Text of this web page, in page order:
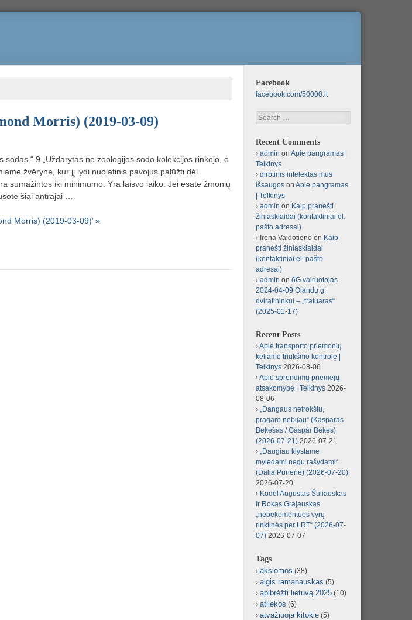
Morris) (2019-03-09)
sodas.“ 9 „Uždarytas ne zoologijos sodo kolekcijos rinkėjo, o
žvėryne, kur jį lydi nuolatinis pavojus palūžti dėl
sumažintos iki minimumo. Yra laisvo laiko. Jei esate žmonių
šiai antrajai …
Morris) (2019-03-09)’ »
Facebook
facebook.com/50000.lt
Search
Recent Comments
admin on Apie pangramas |
Telkinys
dirbtinis intelektas mus
išsaugos on Apie pangramas
| Telkinys
admin on Kaip pranešti
žiniasklaidai (kontaktiniai el.
pašto adresai)
Irena Vaidotienė on Kaip
pranešti žiniasklaidai
(kontaktiniai el. pašto
adresai)
admin on 6G vairuotojas
2024-04-09 Olandų g.:
dviratininkui – „tratuaras“
(2025-01-17)
Recent Posts
Apie transporto priemonių
keliamo triukšmo kontrolę |
Telkinys 2026-08-06
Apie sprendimų priėmėjų
atsakomybę | Telkinys 2026-
08-06
„Dangaus netrokštu,
pragaro nebijau“ (Kasparas
Bekešas / Gáspár Bekes)
(2026-07-21) 2026-07-21
„Daugiau klystame
mylėdami negu rašydami“
(Dalia Pūrienė) (2026-07-20)
2026-07-20
Kodėl Augustas Šuliauskas
ir Rokas Grajauskas
„nebekomentuos vyrų
rinktinės per LRT“ (2026-07-
07) 2026-07-07
Tags
aksiomos (38)
algis ramanauskas (5)
apibrėžti lietuvą 2025 (10)
atliekos (6)
atvažiuoja kitokie (5)